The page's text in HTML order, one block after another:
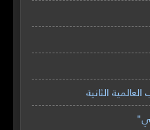
الثانية